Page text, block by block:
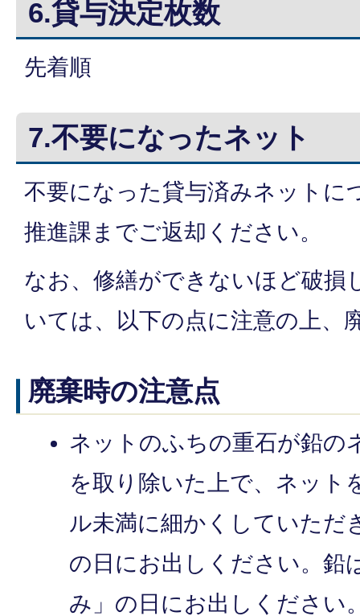
6.貸与決定枚数
先着順
7.不要になったネット
不要になった貸与済みネットに
推進課までご返却ください。
なお、修繕ができないほど破損
いては、以下の点に注意の上、
廃棄時の注意点
ネットのふちの重石が鉛の
を取り除いた上で、ネット
ル未満に細かくしていただ
の日にお出しください。鉛
み」の日にお出しください